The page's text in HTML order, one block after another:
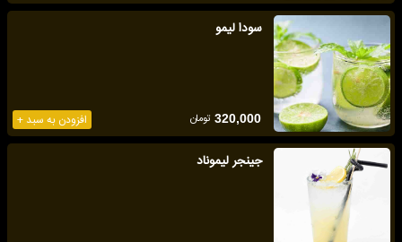
سودا لیمو
افزودن به سبد + 320,000 تومان
جینجر لیموناد